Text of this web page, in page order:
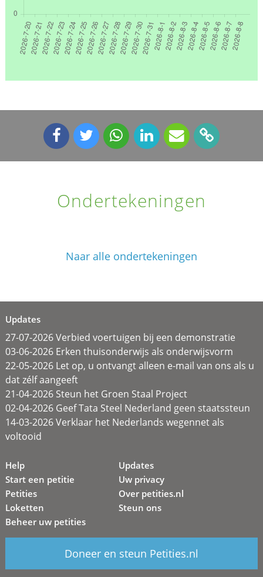
Ondertekeningen
Naar alle ondertekeningen
Updates
27-07-2026 Verbied voertuigen bij een demonstratie
03-06-2026 Erken thuisonderwijs als onderwijsvorm
22-05-2026 Let op, u ontvangt alleen e-mail van ons als u
dat zélf aangeeft
21-04-2026 Steun het Groen Staal Project
02-04-2026 Geef Tata Steel Nederland geen staatssteun
14-03-2026 Verklaar het Nederlands wegennet als
voltooid
Help
Start een petitie
Petities
Loketten
Beheer uw petities
Updates
Uw privacy
Over petities.nl
Steun ons
Doneer en steun Petities.nl